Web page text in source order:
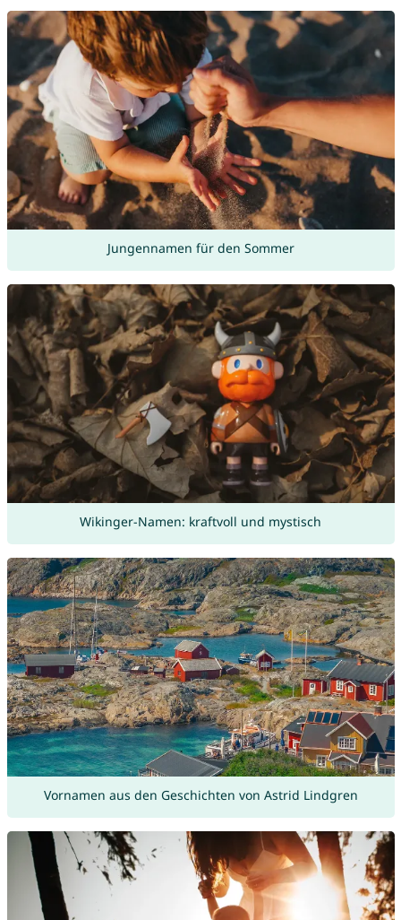
Jungennamen für den Sommer
Wikinger-Namen: kraftvoll und mystisch
Vornamen aus den Geschichten von Astrid Lindgren